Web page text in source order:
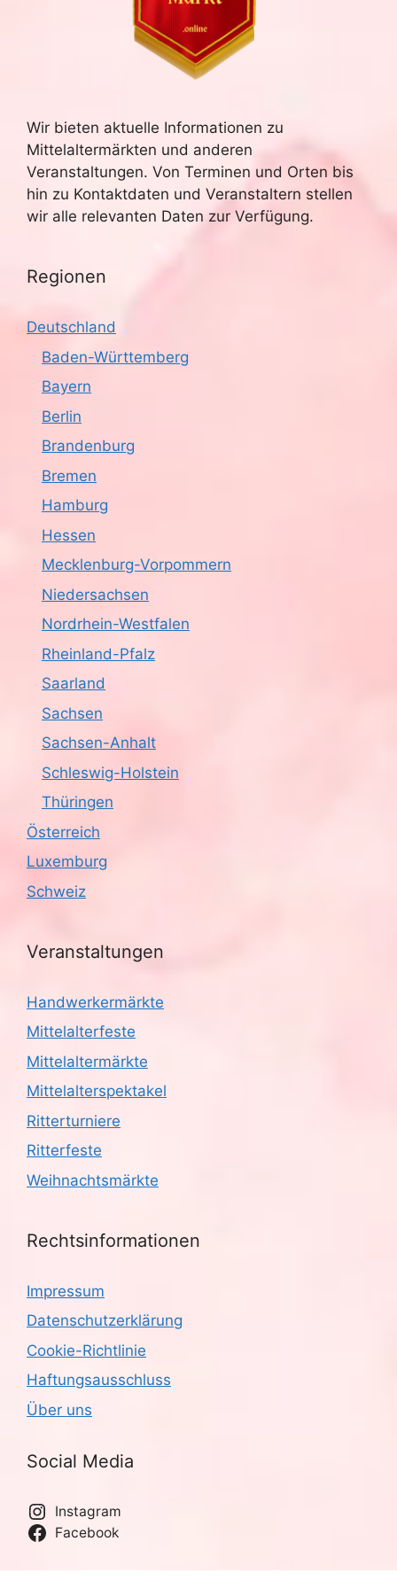
Wir bieten aktuelle Informationen zu
Mittelaltermärkten und anderen
Veranstaltungen. Von Terminen und Orten bis
hin zu Kontaktdaten und Veranstaltern stellen
wir alle relevanten Daten zur Verfügung.
Regionen
Deutschland
Baden-Württemberg
Bayern
Berlin
Brandenburg
Bremen
Hamburg
Hessen
Mecklenburg-Vorpommern
Niedersachsen
Nordrhein-Westfalen
Rheinland-Pfalz
Saarland
Sachsen
Sachsen-Anhalt
Schleswig-Holstein
Thüringen
Österreich
Luxemburg
Schweiz
Veranstaltungen
Handwerkermärkte
Mittelalterfeste
Mittelaltermärkte
Mittelalterspektakel
Ritterturniere
Ritterfeste
Weihnachtsmärkte
Rechtsinformationen
Impressum
Datenschutzerklärung
Cookie-Richtlinie
Haftungsausschluss
Über uns
Social Media
Instagram
Facebook